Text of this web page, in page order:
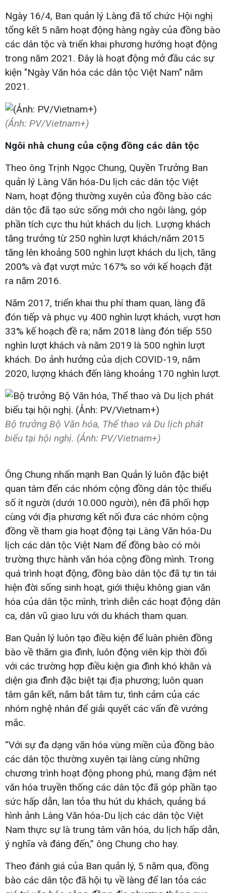
Ngày 16/4, Ban quản lý Làng đã tổ chức Hội nghị
tổng kết 5 năm hoạt động hàng ngày của đồng bào
các dân tộc và triển khai phương hướng hoạt động
trong năm 2021. Đây là hoạt động mở đầu các sự
kiện "Ngày Văn hóa các dân tộc Việt Nam" năm
2021.
(Ảnh: PV/Vietnam+)
Ngôi nhà chung của cộng đồng các dân tộc
Theo ông Trịnh Ngọc Chung, Quyền Trưởng Ban
quản lý Làng Văn hóa-Du lịch các dân tộc Việt
Nam, hoạt động thường xuyên của đồng bào các
dân tộc đã tạo sức sống mới cho ngôi làng, góp
phần tích cực thu hút khách du lịch. Lượng khách
tăng trưởng từ 250 nghìn lượt khách/năm 2015
tăng lên khoảng 500 nghìn lượt khách du lịch, tăng
200% và đạt vượt mức 167% so với kế hoạch đặt
ra năm 2016.
Năm 2017, triển khai thu phí tham quan, làng đã
đón tiếp và phục vụ 400 nghìn lượt khách, vượt hơn
33% kế hoạch đề ra; năm 2018 làng đón tiếp 550
nghìn lượt khách và năm 2019 là 500 nghìn lượt
khách. Do ảnh hưởng của dịch COVID-19, năm
2020, lượng khách đến làng khoảng 170 nghìn lượt.
Bộ trưởng Bộ Văn hóa, Thể thao và Du lịch phát
biểu tại hội nghị. (Ảnh: PV/Vietnam+)
Ông Chung nhấn mạnh Ban Quản lý luôn đặc biệt
quan tâm đến các nhóm cộng đồng dân tộc thiểu
số ít người (dưới 10.000 người), nên đã phối hợp
cùng với địa phương kết nối đưa các nhóm cộng
đồng về tham gia hoạt động tại Làng Văn hóa-Du
lịch các dân tộc Việt Nam để đồng bào có môi
trường thực hành văn hóa cộng đồng mình. Trong
quá trình hoạt động, đồng bào dân tộc đã tự tin tái
hiện đời sống sinh hoạt, giới thiệu không gian văn
hóa của dân tộc mình, trình diễn các hoạt động dân
ca, dân vũ giao lưu với du khách tham quan.
Ban Quản lý luôn tạo điều kiện để luân phiên đồng
bào về thăm gia đình, luôn động viên kịp thời đối
với các trường hợp điều kiện gia đình khó khăn và
diện gia đình đặc biệt tại địa phương; luôn quan
tâm gắn kết, nắm bắt tâm tư, tình cảm của các
nhóm nghệ nhân để giải quyết các vấn đề vướng
mắc.
“Với sự đa dạng văn hóa vùng miền của đồng bào
các dân tộc thường xuyên tại làng cùng những
chương trình hoạt động phong phú, mang đậm nét
văn hóa truyền thống các dân tộc đã góp phần tạo
sức hấp dẫn, lan tỏa thu hút du khách, quảng bá
hình ảnh Làng Văn hóa-Du lịch các dân tộc Việt
Nam thực sự là trung tâm văn hóa, du lịch hấp dẫn,
ý nghĩa và đáng đến,” ông Chung cho hay.
Theo đánh giá của Ban quản lý, 5 năm qua, đồng
bào các dân tộc đã hội tụ về làng để lan tỏa các